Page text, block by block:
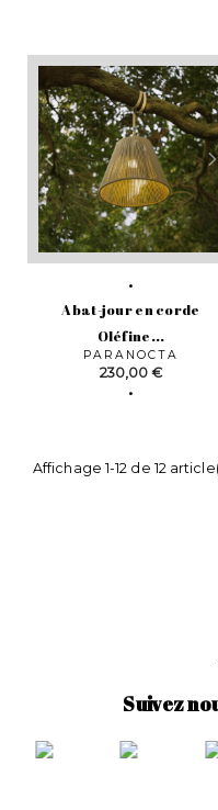
Abat-jour en corde
Oléfine...
PARANOCTA
Prix
230,00 €
Affichage 1-12 de 12
Suivez